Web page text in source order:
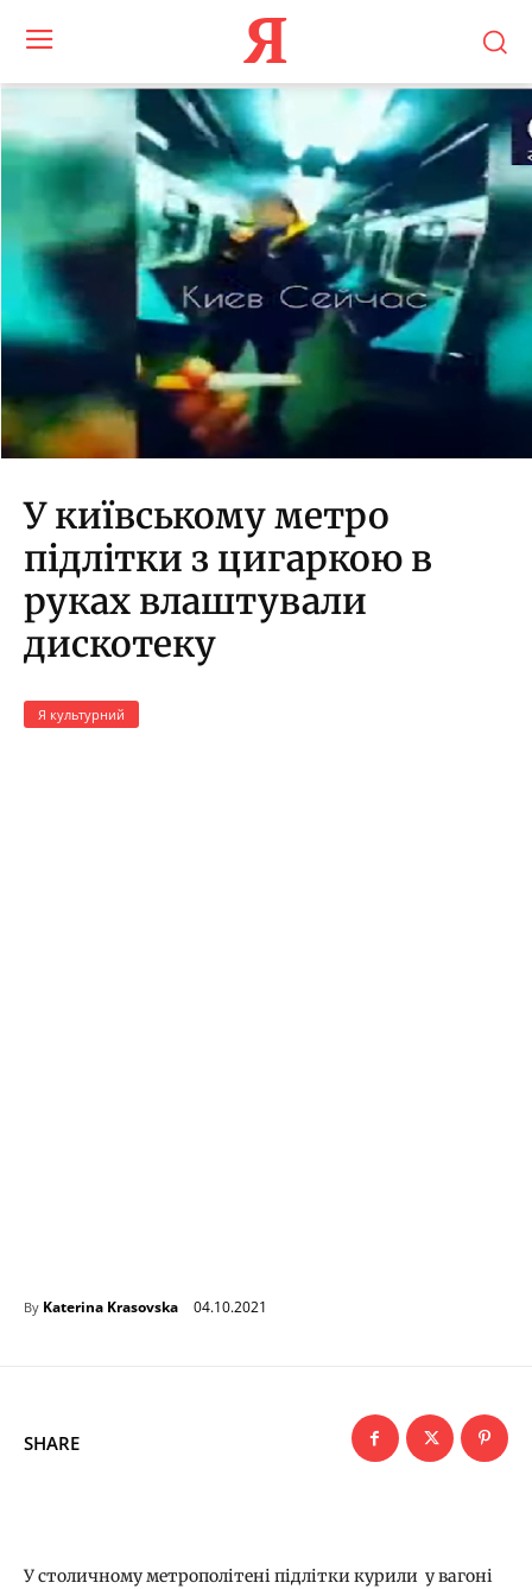
Я
У київському метро
підлітки з цигаркою в
руках влаштували
дискотеку
Я культурний
By Katerina Krasovska 04.10.2021
SHARE
У столичному метрополітені підлітки курили у вагоні